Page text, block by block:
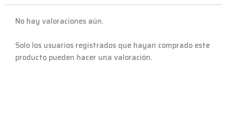
No hay valoraciones aún.
Solo los usuarios registrados que hayan comprado este
producto pueden hacer una valoración.